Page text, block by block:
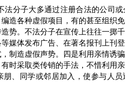
法分子大多通过注册合法的公司
造各种虚假项目，有的甚至组织
势。不法分子在宣传上往往一掷
媒体发布广告、在著名报刊上刊
制造虚假声势。四是利用亲情诱
时采取类传销的手法，不惜利用
、同学或邻居加入，使参与人